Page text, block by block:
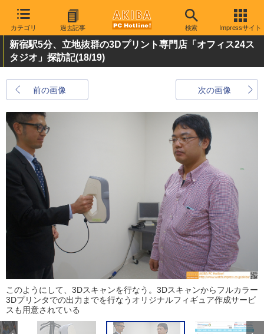
カテゴリ 過去記事 検索 Impressサイト
新宿駅5分、立地抜群の3Dプリント専門店「オフィス24ス
タジオ」探訪記(18/19)
前の画像 次の画像
このようにして、3Dスキャンを行なう。3Dスキャンからフルカラー
3Dプリンタでの出力までを行なうオリジナルフィギュア作成サービ
スも用意されている